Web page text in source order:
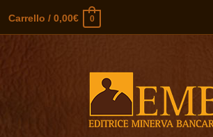
Carrello / 0,00€ 0